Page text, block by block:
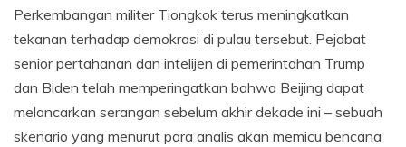
Perkembangan militer Tiongkok terus meningkatkan
tekanan terhadap demokrasi di pulau tersebut. Pejabat
senior pertahanan dan intelijen di pemerintahan Trump
dan Biden telah memperingatkan bahwa Beijing dapat
melancarkan serangan sebelum akhir dekade ini – sebuah
skenario yang menurut para analis akan memicu bencana